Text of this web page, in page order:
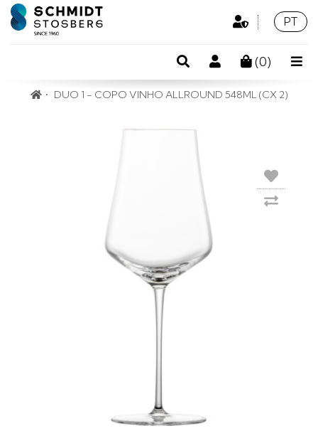
Área
Profissional
PT
PesquisaConta
cliente
(0)
DUO 1 - COPO VINHO ALLROUND 548ML (CX 2)